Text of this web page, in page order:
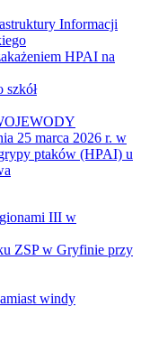
Informacji
HPAI na
szkół
25 marca 2026 r. w
ptaków (HPAI) u